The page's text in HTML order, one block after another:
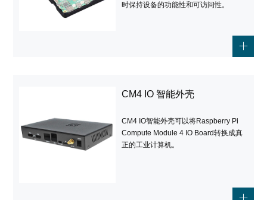
时保持设备的功能性和可访问性。
CM4 IO 智能外壳
CM4 IO智能外壳可以将Raspberry Pi
Compute Module 4 IO Board转换成真
正的工业计算机。